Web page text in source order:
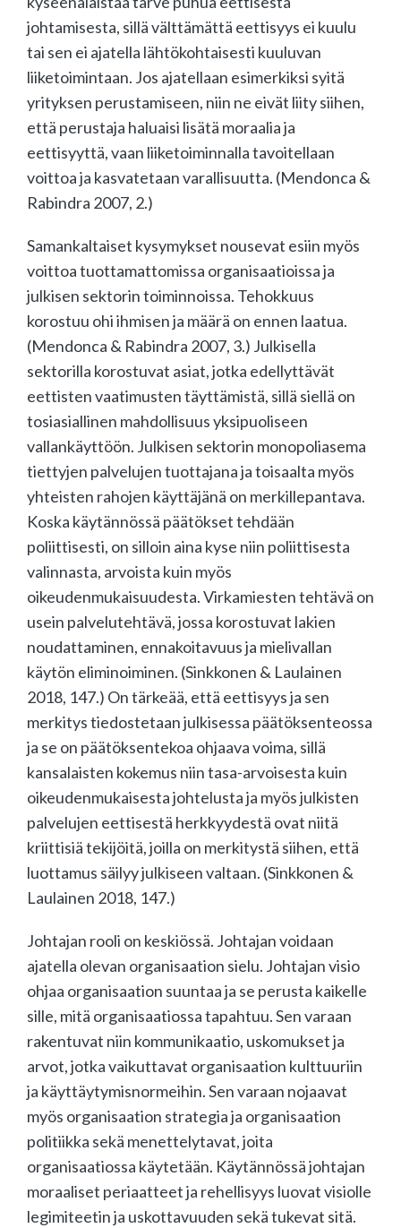
johtamisesta, sillä välttämättä eettisyys ei kuulu
tai sen ei ajatella lähtökohtaisesti kuuluvan
liiketoimintaan. Jos ajatellaan esimerkiksi syitä
yrityksen perustamiseen, niin ne eivät liity siihen,
että perustaja haluaisi lisätä moraalia ja
eettisyyttä, vaan liiketoiminnalla tavoitellaan
voittoa ja kasvatetaan varallisuutta. (Mendonca &
Rabindra 2007, 2.)
Samankaltaiset kysymykset nousevat esiin myös
voittoa tuottamattomissa organisaatioissa ja
julkisen sektorin toiminnoissa. Tehokkuus
korostuu ohi ihmisen ja määrä on ennen laatua.
(Mendonca & Rabindra 2007, 3.) Julkisella
sektorilla korostuvat asiat, jotka edellyttävät
eettisten vaatimusten täyttämistä, sillä siellä on
tosiasiallinen mahdollisuus yksipuoliseen
vallankäyttöön. Julkisen sektorin monopoliasema
tiettyjen palvelujen tuottajana ja toisaalta myös
yhteisten rahojen käyttäjänä on merkillepantava.
Koska käytännössä päätökset tehdään
poliittisesti, on silloin aina kyse niin poliittisesta
valinnasta, arvoista kuin myös
oikeudenmukaisuudesta. Virkamiesten tehtävä on
usein palvelutehtävä, jossa korostuvat lakien
noudattaminen, ennakoitavuus ja mielivallan
käytön eliminoiminen. (Sinkkonen & Laulainen
2018, 147.) On tärkeää, että eettisyys ja sen
merkitys tiedostetaan julkisessa päätöksenteossa
ja se on päätöksentekoa ohjaava voima, sillä
kansalaisten kokemus niin tasa-arvoisesta kuin
oikeudenmukaisesta johtelusta ja myös julkisten
palvelujen eettisestä herkkyydestä ovat niitä
kriittisiä tekijöitä, joilla on merkitystä siihen, että
luottamus säilyy julkiseen valtaan. (Sinkkonen &
Laulainen 2018, 147.)
Johtajan rooli on keskiössä. Johtajan voidaan
ajatella olevan organisaation sielu. Johtajan visio
ohjaa organisaation suuntaa ja se perusta kaikelle
sille, mitä organisaatiossa tapahtuu. Sen varaan
rakentuvat niin kommunikaatio, uskomukset ja
arvot, jotka vaikuttavat organisaation kulttuuriin
ja käyttäytymisnormeihin. Sen varaan nojaavat
myös organisaation strategia ja organisaation
politiikka sekä menettelytavat, joita
organisaatiossa käytetään. Käytännössä johtajan
moraaliset periaatteet ja rehellisyys luovat visiolle
legimiteetin ja uskottavuuden sekä tukevat sitä.